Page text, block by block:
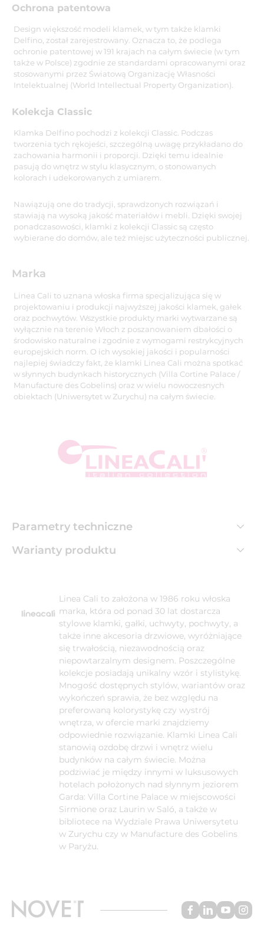
Ochrona patentowa
Design większość modeli klamek, w tym także klamki
Delfino, został zarejestrowany. Oznacza to, że podlega
ochronie patentowej w 191 krajach na całym świecie (w tym
także w Polsce) zgodnie ze standardami opracowanymi oraz
stosowanymi przez Światową Organizację Własności
Intelektualnej (World Intellectual Property Organization).
Kolekcja Classic
Klamka Delfino pochodzi z kolekcji Classic. Podczas
tworzenia tych rękojeści, szczególną uwagę przykładano do
zachowania harmonii i proporcji. Dzięki temu idealnie
pasują do wnętrz w stylu klasycznym, o stonowanych
kolorach i udekorowanych z umiarem.
Nawiązują one do tradycji, sprawdzonych rozwiązań i
stawiają na wysoką jakość materiałów i mebli. Dzięki swojej
ponadczasowości, klamki z kolekcji Classic są często
wybierane do domów, ale też miejsc użyteczności publicznej.
Marka
Linea Cali to uznana włoska firma specjalizująca się w
projektowaniu i produkcji najwyższej jakości klamek, gałek
oraz pochwytów. Wszystkie produkty marki wytwarzane są
wyłącznie na terenie Włoch z poszanowaniem dbałości o
środowisko naturalne i zgodnie z wymogami restrykcyjnych
europejskich norm. O ich wysokiej jakości i popularności
najlepiej świadczy fakt, że klamki Linea Cali można spotkać
w słynnych budynkach historycznych (Villa Cortine Palace /
Manufacture des Gobelins) oraz w wielu nowoczesnych
obiektach (Uniwersytet w Zurychu) na całym świecie.
Parametry techniczne
Warianty produktu
Linea Cali to założona w 1986 roku włoska
marka, która od ponad 30 lat dostarcza
stylowe klamki, gałki, uchwyty, pochwyty, a
także inne akcesoria drzwiowe, wyróżniające
się trwałością, niezawodnością oraz
niepowtarzalnym designem. Poszczególne
kolekcje posiadają unikalny wzór i stylistykę.
Mnogość dostępnych stylów, wariantów oraz
wykończeń sprawia, że bez względu na
preferowaną kolorystykę czy wystrój
wnętrza, w ofercie marki znajdziemy
odpowiednie rozwiązanie. Klamki Linea Cali
stanowią ozdobę drzwi i wnętrz wielu
budynków na całym świecie. Można
podziwiać je między innymi w luksusowych
hotelach położonych nad słynnym jeziorem
Garda: Villa Cortine Palace w miejscowości
Sirmione oraz Laurin w Saló, a także w
bibliotece na Wydziale Prawa Uniwersytetu
w Zurychu czy w Manufacture des Gobelins
w Paryżu.